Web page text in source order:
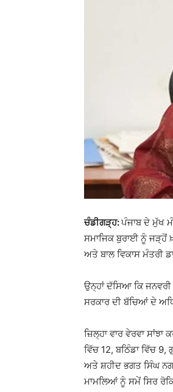
ਚੰਡੀਗੜ੍ਹ:ਪੰਜਾਬ ਦੇ ਮੁੱਖ
ਸਮਾਜਿਕ ਬੁਰਾਈ ਨੂੰ ਜੜ੍ਹੋਂ
ਅਤੇ ਬਾਲ ਵਿਕਾਸ ਮੰਤਰੀ
ਉਨ੍ਹਾਂ ਦੱਸਿਆ ਕਿ
ਸਰਕਾਰ ਦੀ ਬੱਚਿਆਂ ਦੇ
ਜ਼ਿਲ੍ਹਾ ਵਾਰ ਵੇਰਵਾ
ਵਿੱਚ 12, ਬਠਿੰਡਾ ਵਿੱਚ
ਅਤੇ ਸ਼ਹੀਦ ਭਗਤ ਸਿੰਘ
ਮਾਮਲਿਆਂ ਨੂੰ ਸਮੇਂ ਸਿਰ